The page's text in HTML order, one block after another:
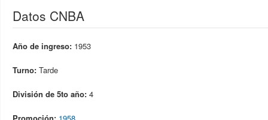
Datos CNBA
Año de ingreso: 1953
Turno: Tarde
División de 5to año: 4